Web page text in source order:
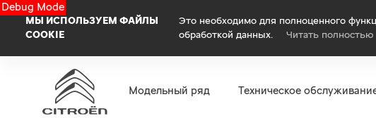
Debug Mode
МЫ ИСПОЛЬЗУЕМ ФАЙЛЫ
COOKIE
Это необходимо для полноценного
обработкой данных.
Читать полностью
Модельный ряд Техническое